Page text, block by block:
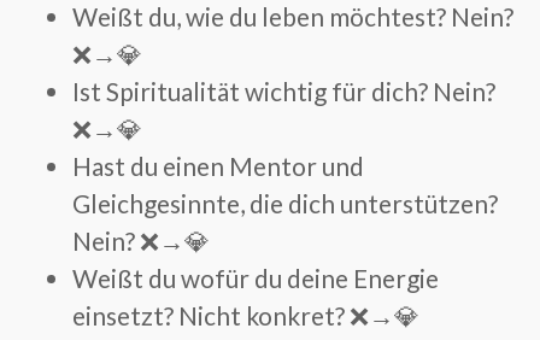
Weißt du, wie du leben möchtest? Nein?
❌→💎
Ist Spiritualität wichtig für dich? Nein?
❌→💎
Hast du einen Mentor und
Gleichgesinnte, die dich unterstützen?
Nein? ❌→💎
Weißt du wofür du deine Energie
einsetzt? Nicht konkret? ❌→💎